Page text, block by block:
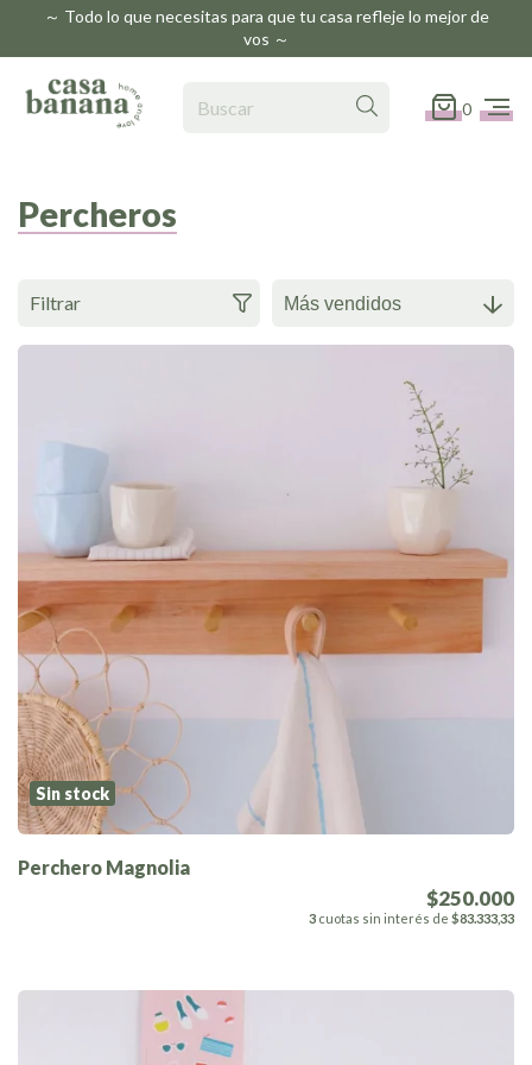
～ Todo lo que necesitas para que tu casa refleje lo mejor de
vos ～
0
Percheros
Filtrar
Sin stock
Perchero Magnolia
$250.000
3 cuotas sin interés de $83.333,33